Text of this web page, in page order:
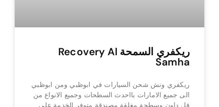
ريكفري السمحة Recovery Al
Samha
ريكفري ونش شحن السيارات في ابوظبي ومن ابوظبي
الى جميع الامارات بااحدث السطحات وجميع الانواع من
فل داون وسطحة مغلقة مصندقة متوفر الخدمة على